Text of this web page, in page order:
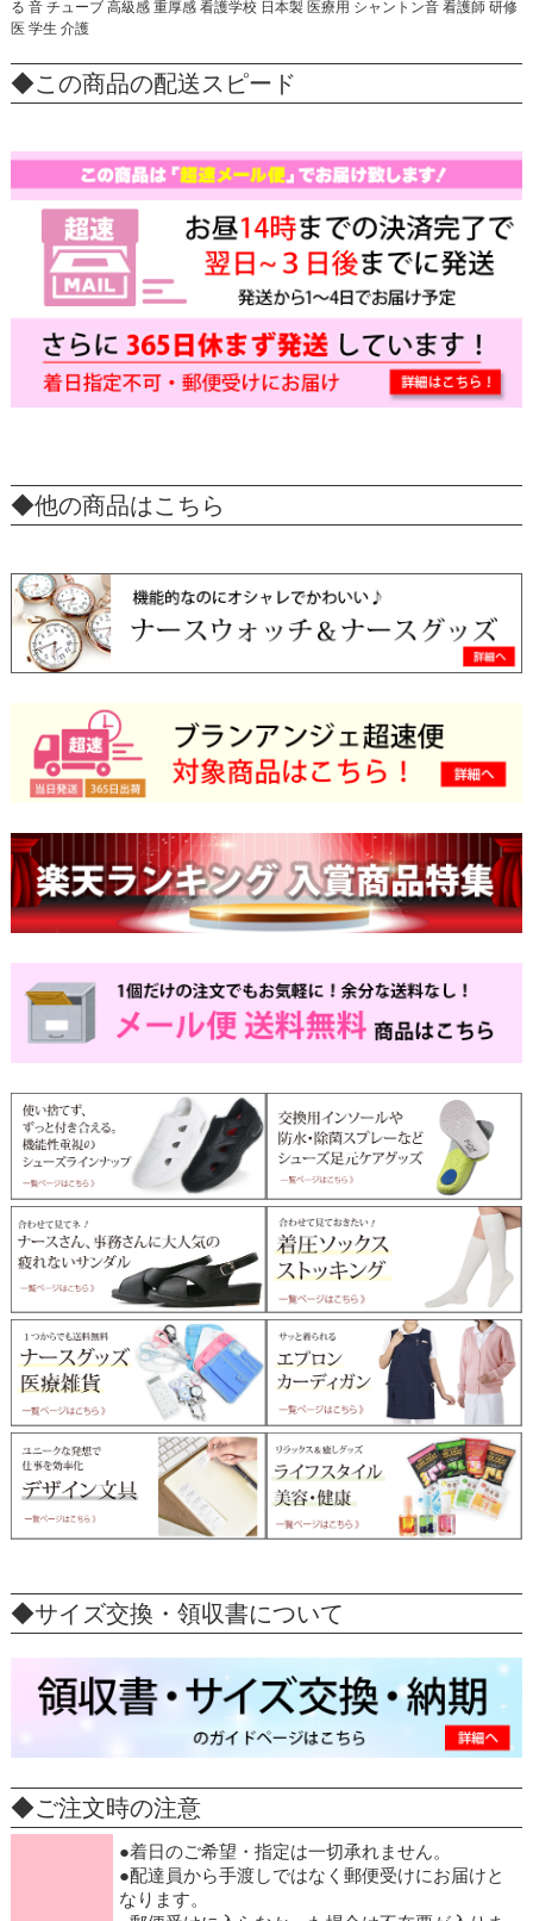
る 音 チューブ 高級感 重厚感 看護学校 日本製 医療用 シャントン音 看護師 研修
医 学生 介護
◆この商品の配送スピード
◆他の商品はこちら
◆サイズ交換・領収書について
◆ご注文時の注意
●着日のご希望・指定は一切承れません。
●配達員から手渡しではなく郵便受けにお届けと
なります。